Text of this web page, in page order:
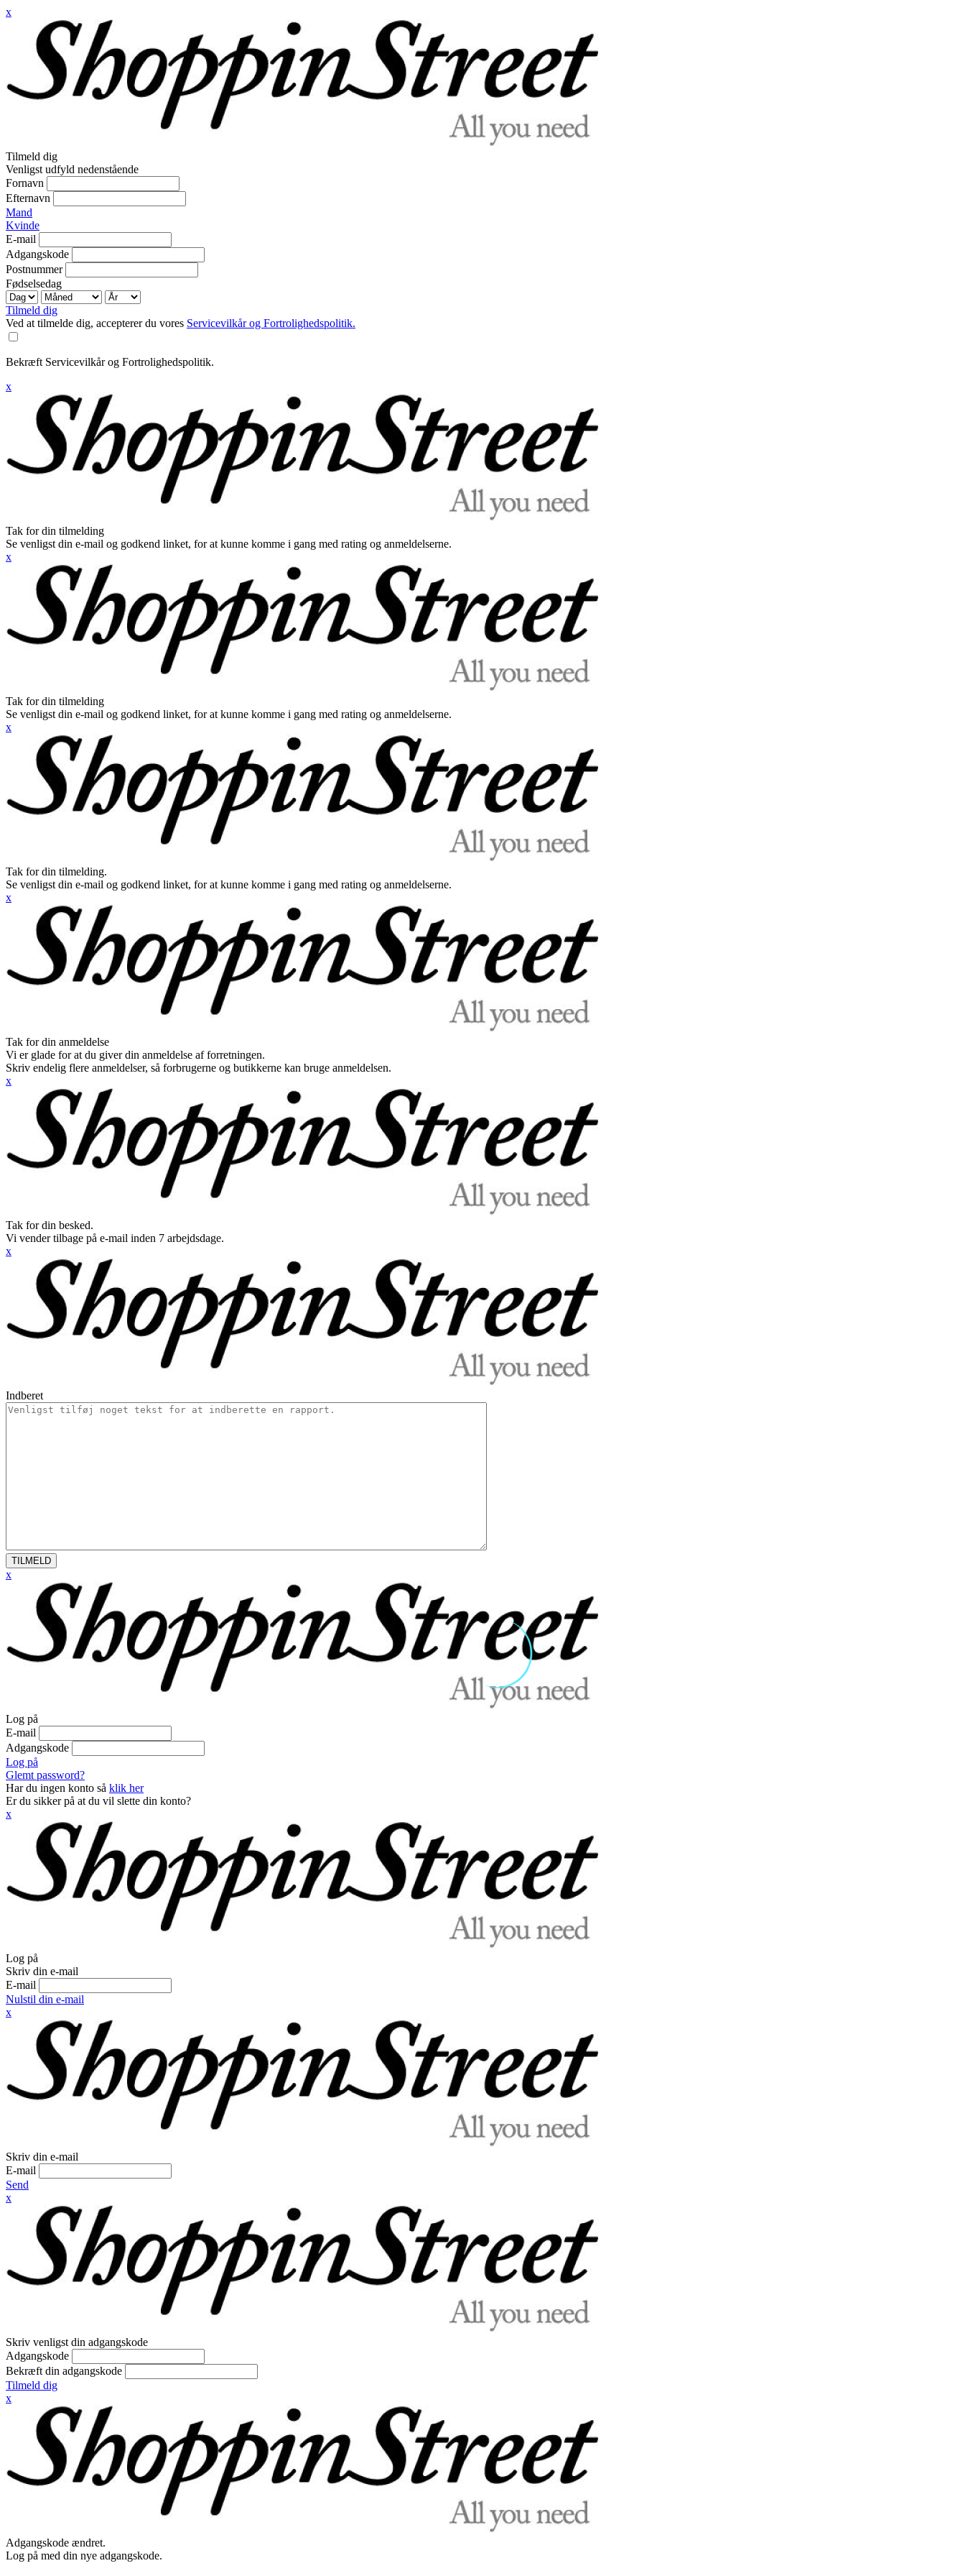
x
Tilmeld dig
Venligst udfyld nedenstående
Fornavn
Efternavn
Mand
Kvinde
E-mail
Adgangskode
Postnummer
Fødselsedag
Tilmeld dig
Ved at tilmelde dig, accepterer du vores Servicevilkår og Fortrolighedspolitik.
Bekræft Servicevilkår og Fortrolighedspolitik.
x
Tak for din tilmelding
Se venligst din e-mail og godkend linket, for at kunne komme i gang med rating og anmeldelserne.
x
Tak for din tilmelding
Se venligst din e-mail og godkend linket, for at kunne komme i gang med rating og anmeldelserne.
x
Tak for din tilmelding.
Se venligst din e-mail og godkend linket, for at kunne komme i gang med rating og anmeldelserne.
x
Tak for din anmeldelse
Vi er glade for at du giver din anmeldelse af forretningen.
Skriv endelig flere anmeldelser, så forbrugerne og butikkerne kan bruge anmeldelsen.
x
Tak for din besked.
Vi vender tilbage på e-mail inden 7 arbejdsdage.
x
Indberet
TILMELD
x
Log på
E-mail
Adgangskode
Log på
Glemt password?
Har du ingen konto så klik her
Er du sikker på at du vil slette din konto?
x
Log på
Skriv din e-mail
E-mail
Nulstil din e-mail
x
Skriv din e-mail
E-mail
Send
x
Skriv venligst din adgangskode
Adgangskode
Bekræft din adgangskode
Tilmeld dig
x
Adgangskode ændret.
Log på med din nye adgangskode.